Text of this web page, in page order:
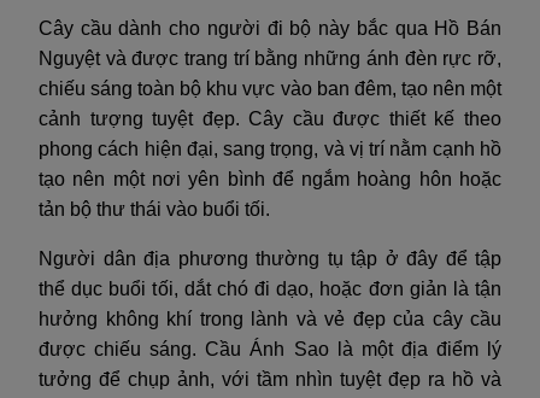
Cây cầu dành cho người đi bộ này bắc qua Hồ Bán
Nguyệt và được trang trí bằng những ánh đèn rực rỡ,
chiếu sáng toàn bộ khu vực vào ban đêm, tạo nên một
cảnh tượng tuyệt đẹp. Cây cầu được thiết kế theo
phong cách hiện đại, sang trọng, và vị trí nằm cạnh hồ
tạo nên một nơi yên bình để ngắm hoàng hôn hoặc
tản bộ thư thái vào buổi tối.
Người dân địa phương thường tụ tập ở đây để tập
thể dục buổi tối, dắt chó đi dạo, hoặc đơn giản là tận
hưởng không khí trong lành và vẻ đẹp của cây cầu
được chiếu sáng. Cầu Ánh Sao là một địa điểm lý
tưởng để chụp ảnh, với tầm nhìn tuyệt đẹp ra hồ và